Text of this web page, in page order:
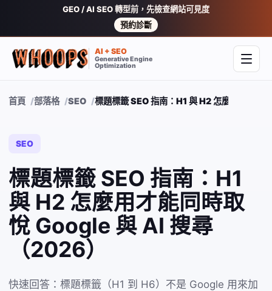
GEO / AI SEO 轉型前，先檢查網站可見度
預約診斷
AI + SEO
Generative Engine
Optimization
開啟
首頁 部落格 SEO 標題標籤 SEO 指南：H1 與 H2 怎麼用才能
SEO
標題標籤 SEO 指南：H1
與 H2 怎麼用才能同時取
悅 Google 與 AI 搜尋
（2026）
快速回答：標題標籤（H1 到 H6）不是 Google 用來加